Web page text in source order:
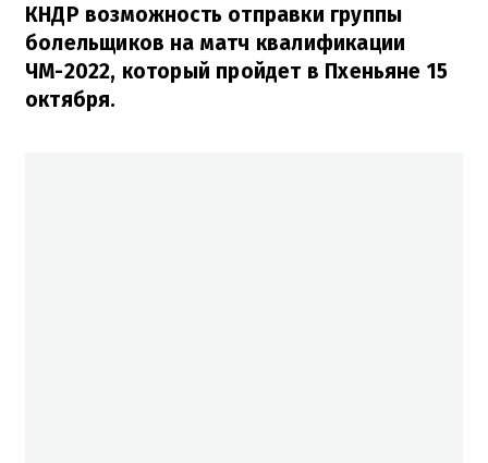
КНДР возможность отправки группы
болельщиков на матч квалификации
ЧМ-2022, который пройдет в Пхеньяне 15
октября.